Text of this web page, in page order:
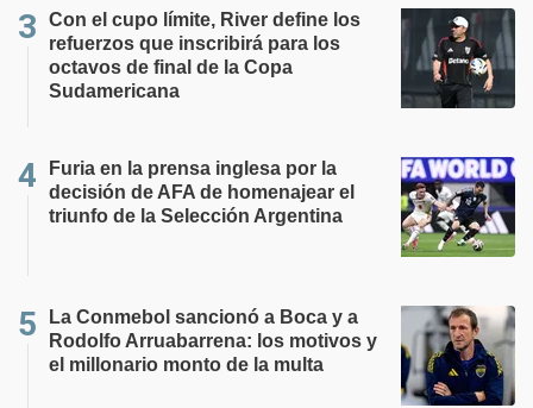
Con el cupo límite, River define los
refuerzos que inscribirá para los
octavos de final de la Copa
Sudamericana
Furia en la prensa inglesa por la
decisión de AFA de homenajear el
triunfo de la Selección Argentina
La Conmebol sancionó a Boca y a
Rodolfo Arruabarrena: los motivos y
el millonario monto de la multa